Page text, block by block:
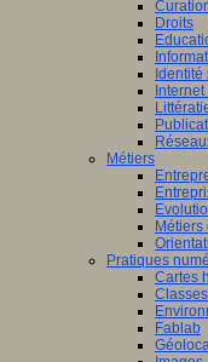
Droits
Métiers
Pratiques
Cartes
Fablab